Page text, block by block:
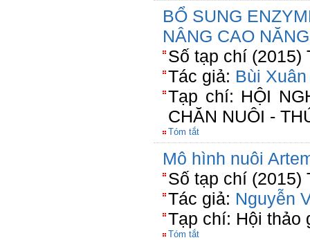
BỔ SUNG
NÂNG CAO
Số tạp chí (2015)
Tác giả: Bùi
Tạp chí: HỘI
CHĂN NUÔI -
Tóm tắt
Mô hình nuôi
Số tạp chí (2015)
Tác giả: Nguyễn
Tạp chí: Hội thảo
Tóm tắt